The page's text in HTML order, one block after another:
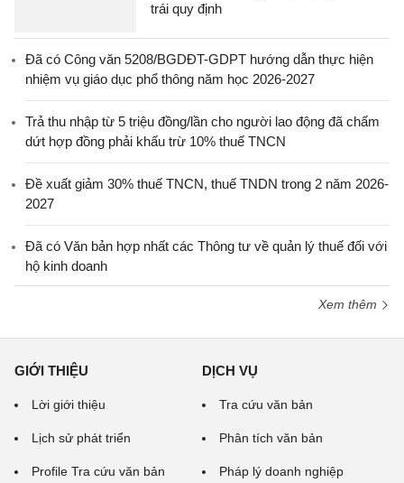
trái quy định
Đã có Công văn 5208/BGDĐT-GDPT hướng dẫn thực hiện
nhiệm vụ giáo dục phổ thông năm học 2026-2027
Trả thu nhập từ 5 triệu đồng/lần cho người lao động đã chấm
dứt hợp đồng phải khấu trừ 10% thuế TNCN
Đề xuất giảm 30% thuế TNCN, thuế TNDN trong 2 năm 2026-
2027
Đã có Văn bản hợp nhất các Thông tư về quản lý thuế đối với
hộ kinh doanh
Xem thêm
GIỚI THIỆU
Lời giới thiệu
Lịch sử phát triển
Profile Tra cứu văn bản
DỊCH VỤ
Tra cứu văn bản
Phân tích văn bản
Pháp lý doanh nghiệp